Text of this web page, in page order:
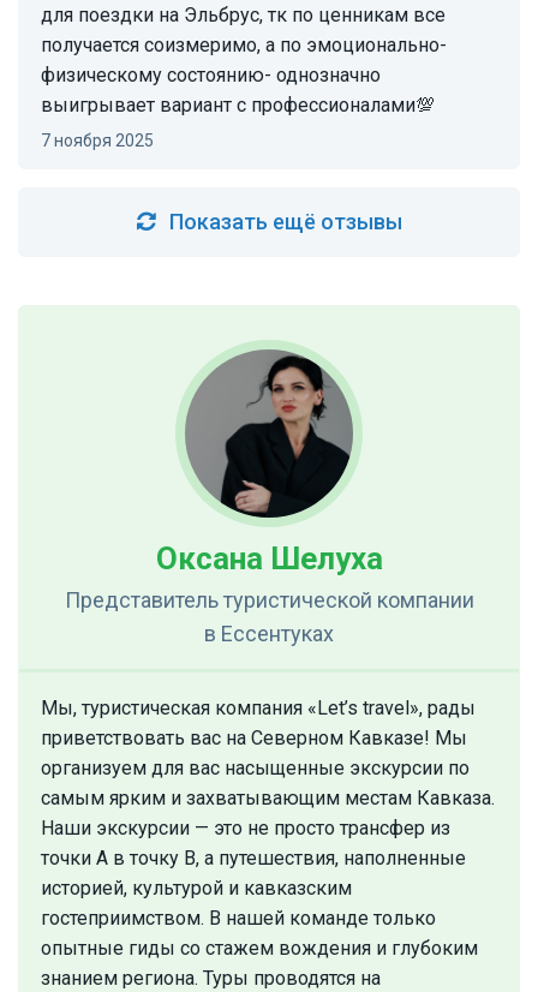
для поездки на Эльбрус, тк по ценникам все
получается соизмеримо, а по эмоционально-
физическому состоянию- однозначно
выигрывает вариант с профессионалами💯
7 ноября 2025
Показать ещё отзывы
Оксана Шелуха
Представитель туристической компании
в Ессентуках
Мы, туристическая компания «Let’s travel», рады
приветствовать вас на Северном Кавказе! Мы
организуем для вас насыщенные экскурсии по
самым ярким и захватывающим местам Кавказа.
Наши экскурсии — это не просто трансфер из
точки А в точку В, а путешествия, наполненные
историей, культурой и кавказским
гостеприимством. В нашей команде только
опытные гиды со стажем вождения и глубоким
знанием региона. Туры проводятся на